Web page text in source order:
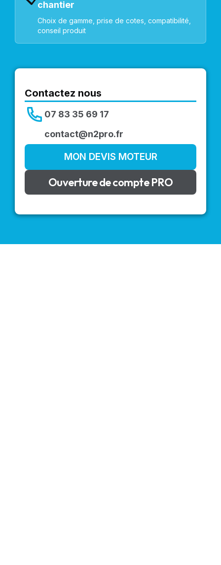
chantier
Choix de gamme, prise de cotes, compatibilité,
conseil produit
Contactez nous
07 83 35 69 17
contact@n2pro.fr
MON DEVIS MOTEUR
Ouverture de compte PRO